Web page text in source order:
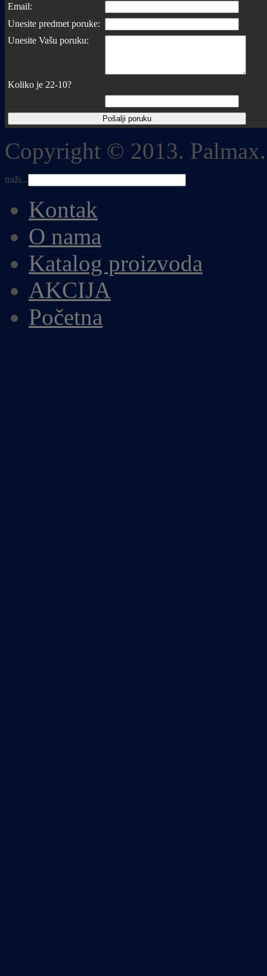
Email:
Unesite predmet poruke:
Unesite Vašu poruku:
Koliko je 22-10?
Copyright © 2013.
traži...
Kontak
O nama
Katalog proizvoda
AKCIJA
Početna